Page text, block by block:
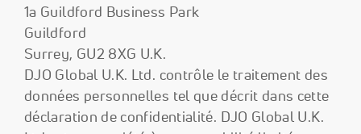
1a Guildford Business Park
Guildford
Surrey, GU2 8XG U.K.
DJO Global U.K. Ltd. contrôle le traitement des
données personnelles tel que décrit dans cette
déclaration de confidentialité. DJO Global U.K.